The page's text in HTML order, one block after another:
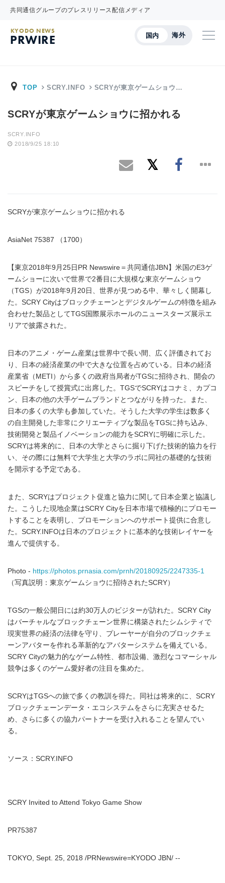
共同通信グループのプレスリリース配信メディア
国内 海外
KYODO NEWS
PRWIRE
TOP SCRY.INFO SCRYが東京ゲームショウ…
SCRYが東京ゲームショウに招かれる
SCRY.INFO
2018/9/25 18:10
SCRYが東京ゲームショウに招かれる
AsiaNet 75387 （1700）
【東京2018年9月25日PR Newswire＝共同通信JBN】米国のE3ゲ
ームショーに次いで世界で2番目に大規模な東京ゲームショウ
（TGS）が2018年9月20日、世界が見つめる中、華々しく開幕し
た。SCRY Cityはブロックチェーンとデジタルゲームの特徴を組み
合わせた製品としてTGS国際展示ホールのニュースターズ展示エ
リアで披露された。
日本のアニメ・ゲーム産業は世界中で長い間、広く評価されてお
り、日本の経済産業の中で大きな位置を占めている。日本の経済
産業省（METI）から多くの政府当局者がTGSに招待され、開会の
スピーチをして授賞式に出席した。TGSでSCRYはコナミ、カプコ
ン、日本の他の大手ゲームブランドとつながりを持った。また、
日本の多くの大学も参加していた。そうした大学の学生は数多く
の自主開発した非常にクリエーティブな製品をTGSに持ち込み、
技術開発と製品イノベーションの能力をSCRYに明確に示した。
SCRYは将来的に、日本の大学とさらに掘り下げた技術的協力を行
い、その際には無料で大学生と大学のラボに同社の基礎的な技術
を開示する予定である。
また、SCRYはプロジェクト促進と協力に関して日本企業と協議し
た。こうした現地企業はSCRY Cityを日本市場で積極的にプロモー
トすることを表明し、プロモーションへのサポート提供に合意し
た。SCRY.INFOは日本のプロジェクトに基本的な技術レイヤーを
進んで提供する。
Photo - https://photos.prnasia.com/prnh/20180925/2247335-1
（写真説明：東京ゲームショウに招待されたSCRY）
TGSの一般公開日には約30万人のビジターが訪れた。SCRY City
はバーチャルなブロックチェーン世界に構築されたシムシティで
現実世界の経済の法律を守り、プレーヤーが自分のブロックチェ
ーンアバターを作れる革新的なアバターシステムを備えている。
SCRY Cityの魅力的なゲーム特性、都市設備、激烈なコマーシャル
競争は多くのゲーム愛好者の注目を集めた。
SCRYはTGSへの旅で多くの教訓を得た。同社は将来的に、SCRY
ブロックチェーンデータ・エコシステムをさらに充実させるた
め、さらに多くの協力パートナーを受け入れることを望んでい
る。
ソース：SCRY.INFO
SCRY Invited to Attend Tokyo Game Show
PR75387
TOKYO, Sept. 25, 2018 /PRNewswire=KYODO JBN/ --